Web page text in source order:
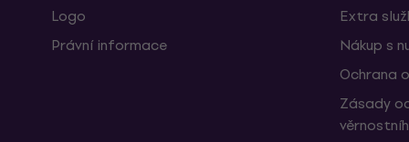
Logo
Právní informace
Extra
Nákup s
Ochrana
Zásady